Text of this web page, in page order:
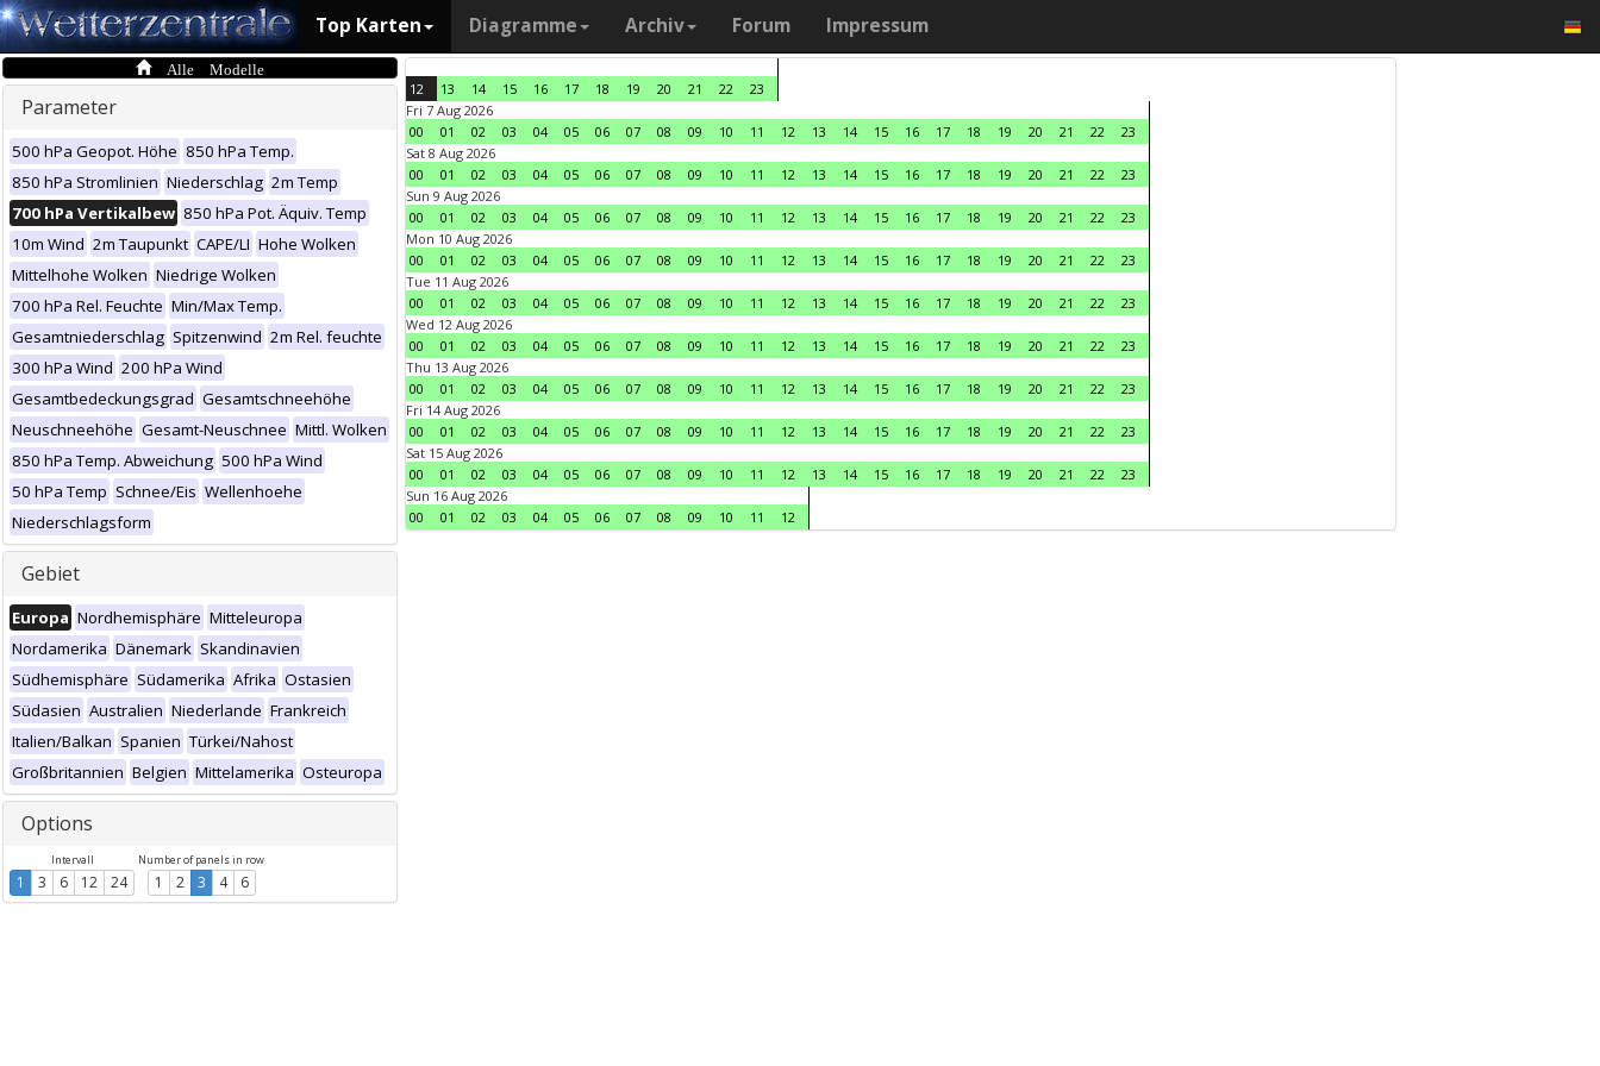
Top Karten Diagramme Archiv Forum Impressum
Alle Modelle
Parameter
500 hPa Geopot. Höhe 850 hPa Temp.
850 hPa Stromlinien Niederschlag 2m Temp
700 hPa Vertikalbew 850 hPa Pot. Äquiv. Temp
10m Wind 2m Taupunkt CAPE/LI Hohe Wolken
Mittelhohe Wolken Niedrige Wolken
700 hPa Rel. Feuchte Min/Max Temp.
Gesamtniederschlag Spitzenwind 2m Rel. feuchte
300 hPa Wind 200 hPa Wind
Gesamtbedeckungsgrad Gesamtschneehöhe
Neuschneehöhe Gesamt-Neuschnee Mittl. Wolken
850 hPa Temp. Abweichung 500 hPa Wind
50 hPa Temp Schnee/Eis Wellenhoehe
Niederschlagsform
Gebiet
Europa Nordhemisphäre Mitteleuropa
Nordamerika Dänemark Skandinavien
Südhemisphäre Südamerika Afrika Ostasien
Südasien Australien Niederlande Frankreich
Italien/Balkan Spanien Türkei/Nahost
Großbritannien Belgien Mittelamerika Osteuropa
Options
Intervall
1 3 6 12 24
Number of panels in row
1 2 3 4 6
12 13 14 15 16 17 18 19 20 21 22
23
Fri 7 Aug 2026
00
01 02 03 04 05 06 07 08 09 10 11 12 13 14 15 16 17 18 19 20 21 22
23
Sat 8 Aug 2026
00
01 02 03 04 05 06 07 08 09 10 11 12 13 14 15 16 17 18 19 20 21 22
23
Sun 9 Aug 2026
00
01 02 03 04 05 06 07 08 09 10 11 12 13 14 15 16 17 18 19 20 21 22
23
Mon 10 Aug 2026
00
01 02 03 04 05 06 07 08 09 10 11 12 13 14 15 16 17 18 19 20 21 22
23
Tue 11 Aug 2026
00
01 02 03 04 05 06 07 08 09 10 11 12 13 14 15 16 17 18 19 20 21 22
23
Wed 12 Aug 2026
00
01 02 03 04 05 06 07 08 09 10 11 12 13 14 15 16 17 18 19 20 21 22
23
Thu 13 Aug 2026
00
01 02 03 04 05 06 07 08 09 10 11 12 13 14 15 16 17 18 19 20 21 22
23
Fri 14 Aug 2026
00
01 02 03 04 05 06 07 08 09 10 11 12 13 14 15 16 17 18 19 20 21 22
23
Sat 15 Aug 2026
00
01 02 03 04 05 06 07 08 09 10 11 12 13 14 15 16 17 18 19 20 21 22
23
Sun 16 Aug 2026
00
01 02 03 04 05 06 07 08 09 10 11 12